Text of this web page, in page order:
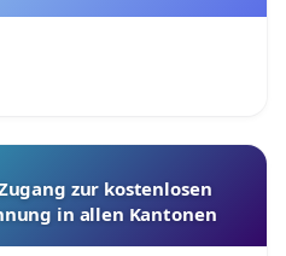
zur kostenlosen
in allen Kantonen